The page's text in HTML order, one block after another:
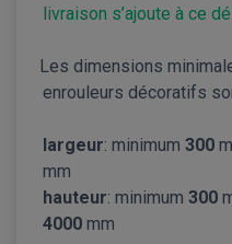
livraison s’ajoute à ce
Les dimensions
enrouleurs décoratifs
largeur: minimum 300
mm
hauteur: minimum 300
4000 mm